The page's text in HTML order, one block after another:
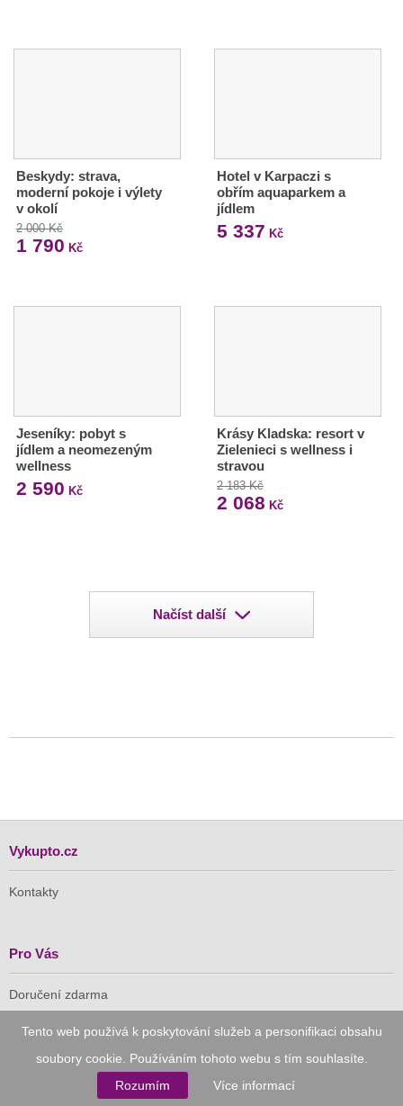
Tento web používá k poskytování služeb a personifikaci obsahu
soubory cookie. Používáním tohoto webu s tím souhlasíte.
Rozumím
Více informací
Beskydy: strava,
moderní pokoje i výlety
v okolí
2 000 Kč
1 790 Kč
Hotel v Karpaczi s
obřím aquaparkem a
jídlem
5 337 Kč
Jeseníky: pobyt s
jídlem a neomezeným
wellness
2 590 Kč
Krásy Kladska: resort v
Zielenieci s wellness i
stravou
2 183 Kč
2 068 Kč
Načíst další
Vykupto.cz
Kontakty
Pro Vás
Doručení zdarma
Vykupto na Facebooku
Důvěryhodný nákup
Naše společnost je členem Asociace pro elektronickou